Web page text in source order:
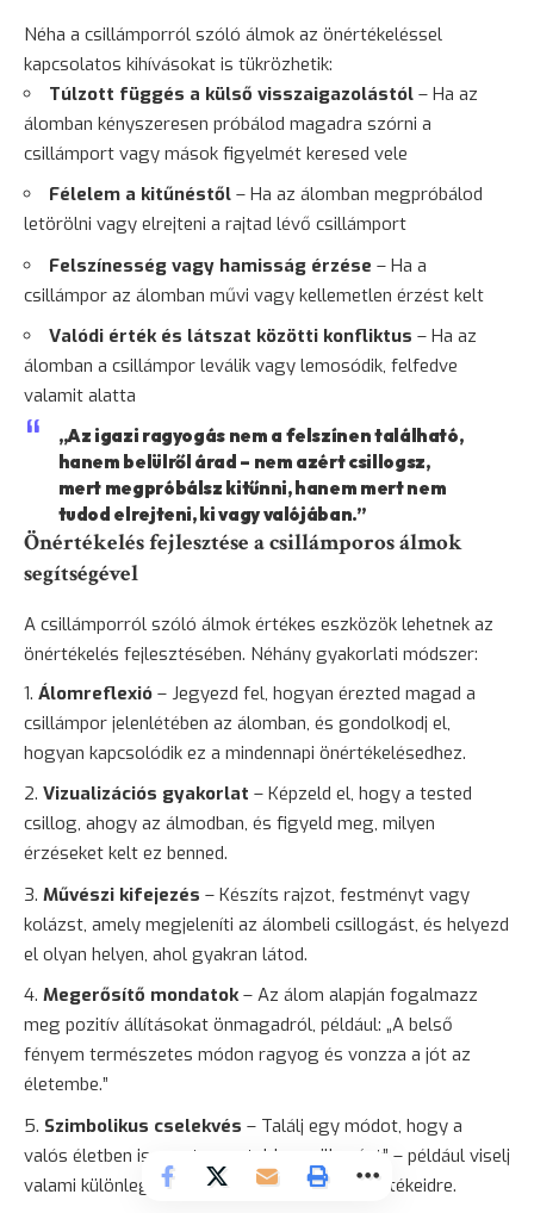
Néha a csillámporról szóló álmok az önértékeléssel
kapcsolatos kihívásokat is tükrözhetik:
Túlzott függés a külső visszaigazolástól – Ha az
álomban kényszeresen próbálod magadra szórni a
csillámport vagy mások figyelmét keresed vele
Félelem a kitűnéstől – Ha az álomban megpróbálod
letörölni vagy elrejteni a rajtad lévő csillámport
Felszínesség vagy hamisság érzése – Ha a
csillámpor az álomban művi vagy kellemetlen érzést kelt
Valódi érték és látszat közötti konfliktus – Ha az
álomban a csillámpor leválik vagy lemosódik, felfedve
valamit alatta
„Az igazi ragyogás nem a felszínen található,
hanem belülről árad – nem azért csillogsz,
mert megpróbálsz kitűnni, hanem mert nem
tudod elrejteni, ki vagy valójában.”
Önértékelés fejlesztése a csillámporos álmok
segítségével
A csillámporról szóló álmok értékes eszközök lehetnek az
önértékelés fejlesztésében. Néhány gyakorlati módszer:
Álomreflexió – Jegyezd fel, hogyan érezted magad a
csillámpor jelenlétében az álomban, és gondolkodj el,
hogyan kapcsolódik ez a mindennapi önértékelésedhez.
Vizualizációs gyakorlat – Képzeld el, hogy a tested
csillog, ahogy az álmodban, és figyeld meg, milyen
érzéseket kelt ez benned.
Művészi kifejezés – Készíts rajzot, festményt vagy
kolázst, amely megjeleníti az álombeli csillogást, és helyezd
el olyan helyen, ahol gyakran látod.
Megerősítő mondatok– Az álom alapján fogalmazz
meg pozitív állításokat önmagadról, például: „A belső
fényem természetes módon ragyog és vonzza a jót az
életembe.”
Szimbolikus cselekvés – Találj egy módot, hogy a
valós életben is megtapasztald a „csillogást” – például viselj
valami különlegeset, ami emlékeztet belső értékeidre.